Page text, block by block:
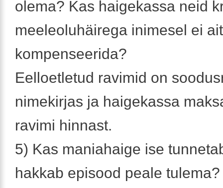
olema? Kas haigekassa neid
meeleoluhäirega inimesel ei
kompenseerida?
Eelloetletud ravimid on
nimekirjas ja haigekassa
ravimi hinnast.
5) Kas maniahaige ise
hakkab episood peale tulema?